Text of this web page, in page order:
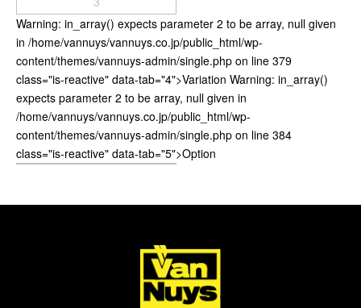
ボストンバッグ
カメラバッグ
Other
財布／カード、コインケース
財布以外の革製品
ステーショナリー
便利なアタッチメント／パーツ
ストラップ／ネックストラップ
キーケース／キーホルダー
スマートキーケース
車／自転車／バイク
Warning: in_array() expects parameter 2 to be array, null given
in /home/vannuys/vannuys.co.jp/public_html/wp-
content/themes/vannuys-admin/single.php on line 379
class="is-reactive" data-tab="4">Variation Warning: in_array()
expects parameter 2 to be array, null given in
/home/vannuys/vannuys.co.jp/public_html/wp-
content/themes/vannuys-admin/single.php on line 384
class="is-reactive" data-tab="5">Option